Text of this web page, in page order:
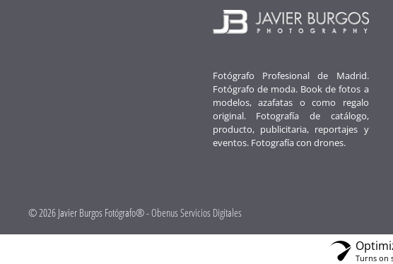
Fotógrafo Profesional de Madrid.
Fotógrafo de moda. Book de fotos a
modelos, azafatas o como regalo
original. Fotografía de catálogo,
producto, publicitaria, reportajes y
eventos. Fotografía con drones.
© 2026 Javier Burgos Fotógrafo® -Obenus Servicios Digitales
Turns on